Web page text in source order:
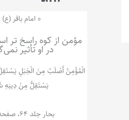
ه
« امام باقر (ع)
مؤمن از کوه راسخ تر
در او تأثیر
الْمُؤْمِنُ‌ أَصْلَبُ‌ مِنَ‌ الْجَبَلِ‌
يَسْتَقِلُّ مِنْ دِينِهِ
بحار جلد 64، صفحه 362